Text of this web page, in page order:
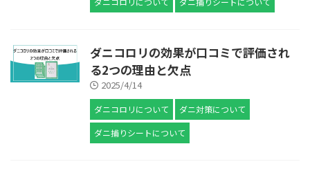
ダニコロリの効果が口コミで評価され
る2つの理由と欠点
2025/4/14
ダニコロリについて
ダニ対策について
ダニ捕りシートについて